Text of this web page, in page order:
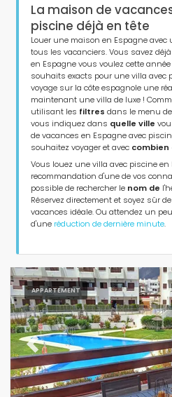
Type d'hébergement
Personnes
Chambres
Salles de bains
Services populaires
Conditions
La maison de
piscine déjà en tête
Louer une maison en Espagne avec
tous les vacanciers. Vous savez
en Espagne vous voulez cette
souhaits exacts pour une villa avec
voyage sur la côte espagnole une
maintenant une villa de luxe !
utilisant les filtres dans le menu
vous indiquez dans quelle ville
de vacances en Espagne avec
souhaitez voyager et avec combien
Vous louez une villa avec piscine en
recommandation d'une de vos
possible de rechercher le nom de
Réservez directement et soyez sûr
vacances idéale. Ou attendez un
d'une réduction de dernière minute.
APPARTEMENT
Previous